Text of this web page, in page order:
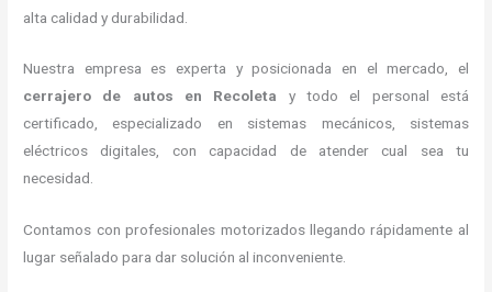
alta calidad y durabilidad.
Nuestra empresa es experta y posicionada en el mercado, el
cerrajero de autos en Recoleta y todo el personal está
certificado, especializado en sistemas mecánicos, sistemas
eléctricos digitales, con capacidad de atender cual sea tu
necesidad.
Contamos con profesionales motorizados llegando rápidamente al
lugar señalado para dar solución al inconveniente.